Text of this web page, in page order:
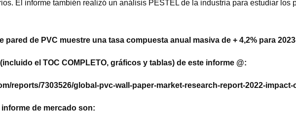
El informe también realizó un análisis PESTEL de la industria para estudiar
pared de PVC muestre una tasa compuesta anual masiva de + 4,2% para
el TOC COMPLETO, gráficos y tablas) de este informe @:
reports/7303526/global-pvc-wall-paper-market-research-report-2022-
de mercado son: